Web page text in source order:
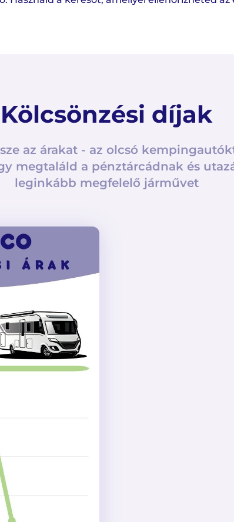
Kölcsönzési díjak
az árakat - az olcsó
megtaláld a pénztárcádnak és
leginkább megfelelő járművet